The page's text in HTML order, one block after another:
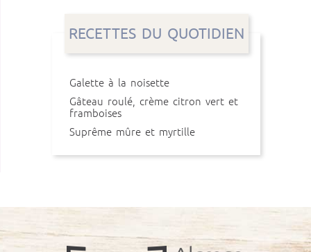
RECETTES DU QUOTIDIEN
Galette à la noisette
Gâteau roulé, crème citron vert et
framboises
Suprême mûre et myrtille